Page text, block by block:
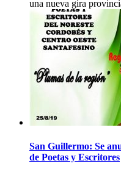
una nueva gira
San Guillermo: Se
de Poetas y Escritores